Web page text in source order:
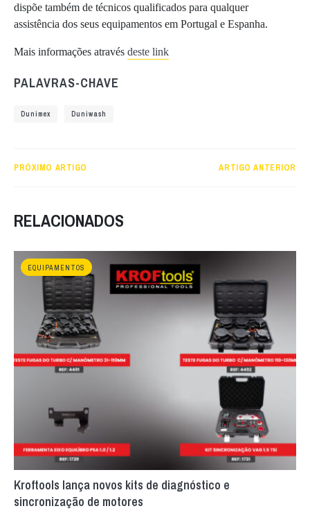
dispõe também de técnicos qualificados para qualquer
assistência dos seus equipamentos em Portugal e Espanha.
Mais informações através deste link
PALAVRAS-CHAVE
Dunimex Duniwash
PRÓXIMO ARTIGO ARTIGO ANTERIOR
RELACIONADOS
EQUIPAMENTOS
Kroftools lança novos kits de diagnóstico e
sincronização de motores